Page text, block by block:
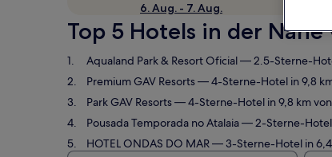
6. Aug. - 7. Aug.
Top 5 Hotels in der
Aqualand Park & Resort Oficial— 2.5-Sterne-
Premium GAV Resorts— 4-Sterne-Hotel in 9,8
Park GAV Resorts— 4-Sterne-Hotel in 9,8 km
Pousada Temporada no Atalaia— 2-Sterne-Hotel
HOTEL ONDAS DO MAR— 3-Sterne-Hotel in